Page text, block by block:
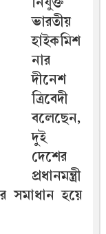
ভারতীয়
হাইকমিশ
নার
দীনেশ
ত্রিবেদী
বলেছেন,
দুই
দেশের
প্রধানমন্ত্রী
সমাধান হয়ে